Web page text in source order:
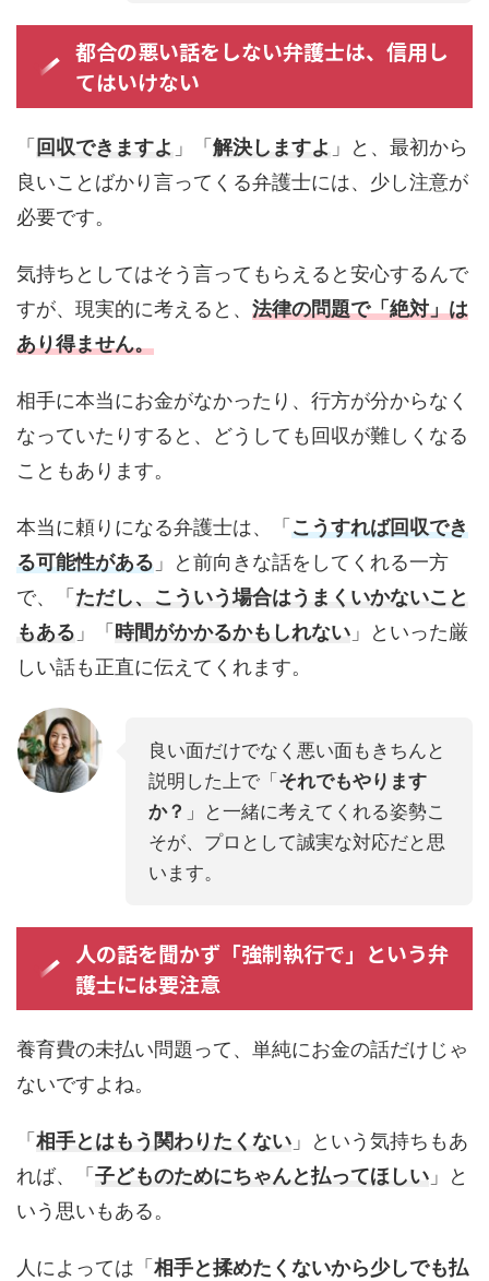
都合の悪い話をしない弁護士は、信用し
てはいけない
「 回収できますよ 」「 解決しますよ 」と、最初から
良いことばかり言ってくる弁護士には、少し注意が
必要です。
気持ちとしてはそう言ってもらえると安心するんで
すが、現実的に考えると、 法律の問題で「絶対」は
あり得ません。
相手に本当にお金がなかったり、行方が分からなく
なっていたりすると、どうしても回収が難しくなる
こともあります。
本当に頼りになる弁護士は、「 こうすれば回収でき
る可能性がある 」と前向きな話をしてくれる一方
で、「 ただし、こういう場合はうまくいかないこと
もある 」「 時間がかかるかもしれない 」といった厳
しい話も正直に伝えてくれます。
良い面だけでなく悪い面もきちんと
説明した上で「 それでもやります
か？ 」と一緒に考えてくれる姿勢こ
そが、プロとして誠実な対応だと思
います。
人の話を聞かず「強制執行で」という弁
護士には要注意
養育費の未払い問題って、単純にお金の話だけじゃ
ないですよね。
「 相手とはもう関わりたくない 」という気持ちもあ
れば、「 子どものためにちゃんと払ってほしい 」と
いう思いもある。
人によっては「 相手と揉めたくないから少しでも払